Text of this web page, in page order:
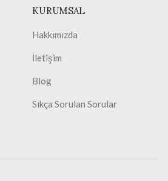
KURUMSAL
Hakkımızda
İletişim
Blog
Sıkça Sorulan Sorular